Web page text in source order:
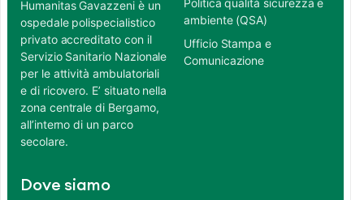
Humanitas Gavazzeni è un
ospedale polispecialistico
privato accreditato con il
Servizio Sanitario Nazionale
per le attività ambulatoriali
e di ricovero. E’ situato nella
zona centrale di Bergamo,
all’interno di un parco
secolare.
Dove siamo
Politica qualità sicurezza e
ambiente (QSA)
Ufficio Stampa e
Comunicazione